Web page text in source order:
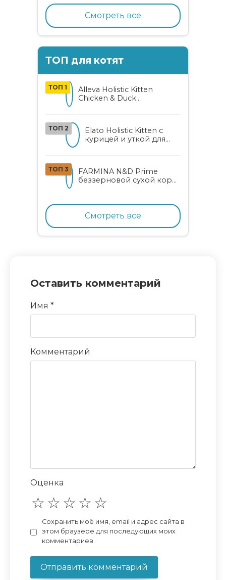
ягодами и овощами
Смотреть все
ТОП для котят
ТОП 1
Alleva Holistic Kitten
Chicken & Duck
ТОП 2
Elato Holistic Kitten с
курицей и уткой для
ТОП 3
FARMINA N&D Prime
беззерновой сухой корм
курицей и гранатом
Смотреть все
Оставить комментарий
Имя *
Комментарий
Оценка
Сохранить моё имя, email и адрес сайта в
этом браузере для последующих моих
комментариев.